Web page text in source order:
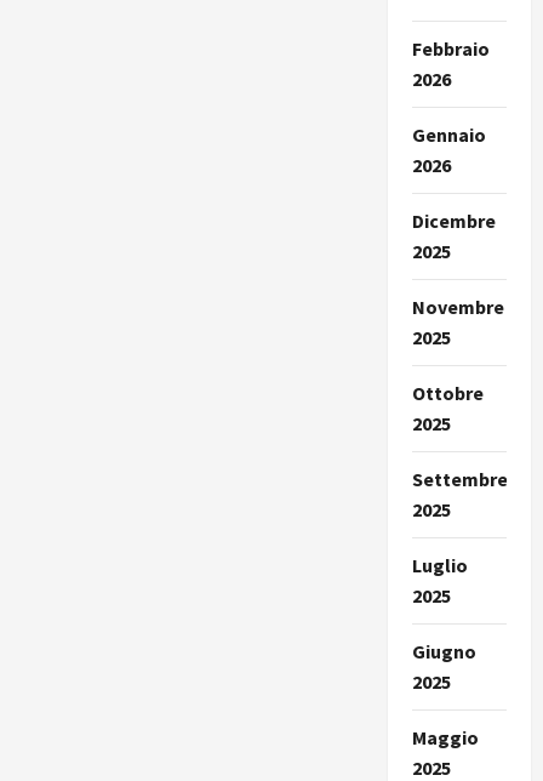
Febbraio
2026
Gennaio
2026
Dicembre
2025
Novembre
2025
Ottobre
2025
Settembre
2025
Luglio
2025
Giugno
2025
Maggio
2025